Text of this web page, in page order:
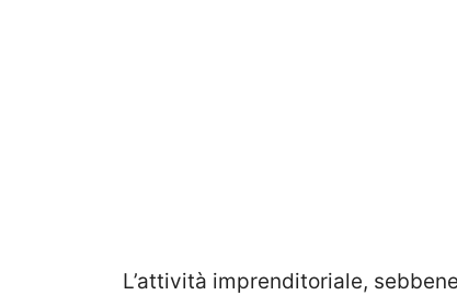
L’attività imprenditoriale,